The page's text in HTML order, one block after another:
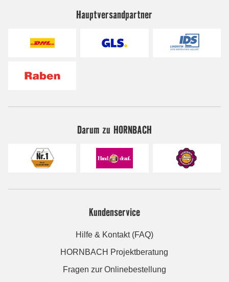
Hauptversandpartner
Darum zu HORNBACH
Kundenservice
Hilfe & Kontakt (FAQ)
HORNBACH Projektberatung
Fragen zur Onlinebestellung